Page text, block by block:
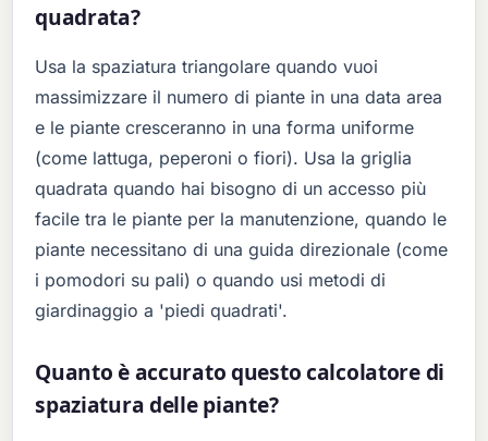
quadrata?
Usa la spaziatura triangolare quando vuoi
massimizzare il numero di piante in una data area
e le piante cresceranno in una forma uniforme
(come lattuga, peperoni o fiori). Usa la griglia
quadrata quando hai bisogno di un accesso più
facile tra le piante per la manutenzione, quando le
piante necessitano di una guida direzionale (come
i pomodori su pali) o quando usi metodi di
giardinaggio a 'piedi quadrati'.
Quanto è accurato questo calcolatore di
spaziatura delle piante?